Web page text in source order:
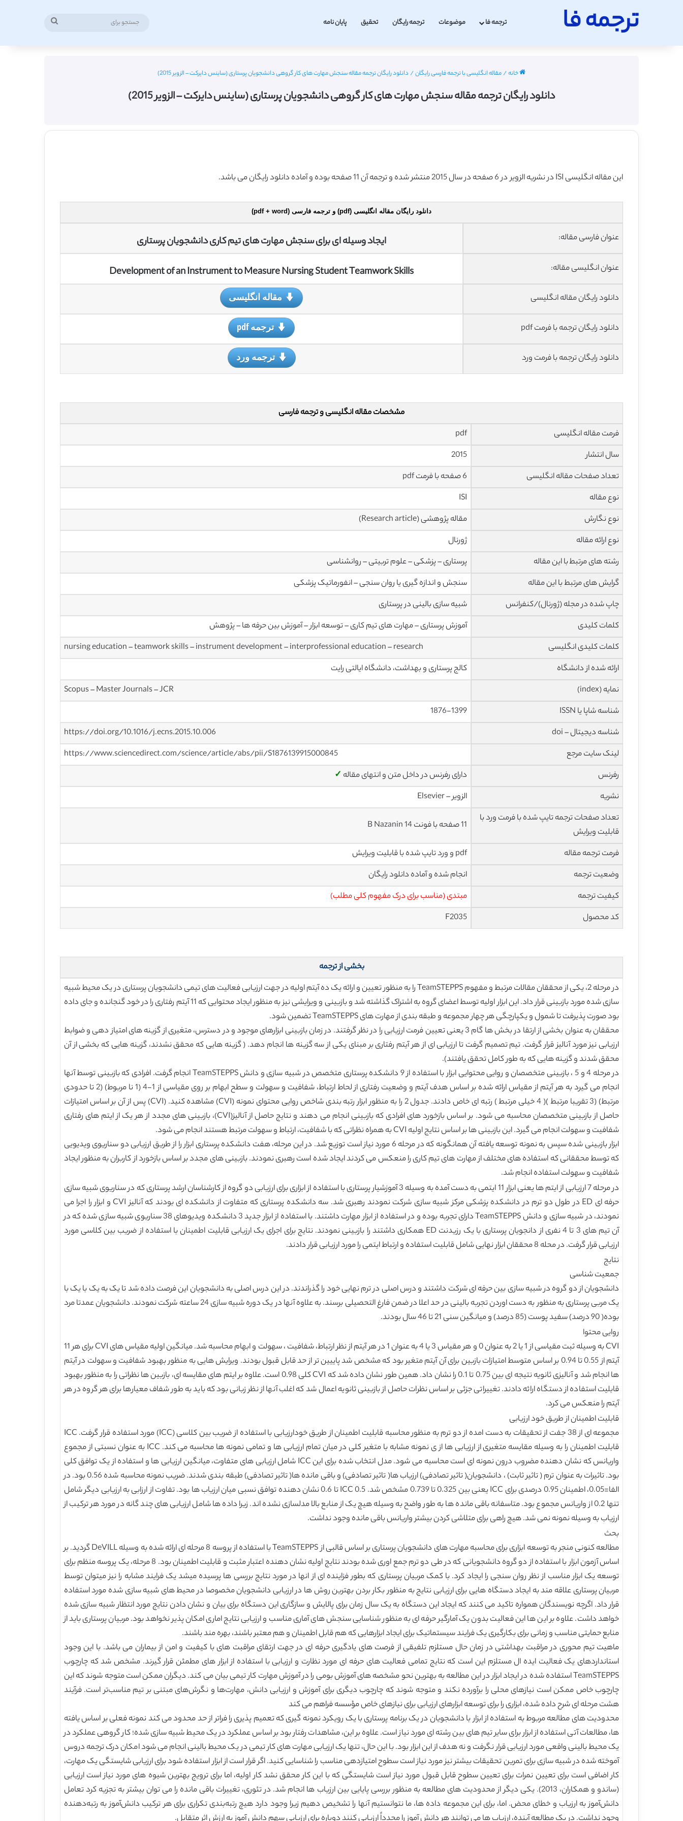
ترجمه فا ترجمه فا موضوعات ترجمه رایگان تحقیق پایان نامه
خانه/مقاله انگلیسی با ترجمه فارسی رایگان/ دانلود رایگان ترجمه مقاله سنجش مهارت های کار گروهی دانشجویان پرستاری (ساینس دایرکت – الزویر 2015)
دانلود رایگان ترجمه مقاله سنجش مهارت های کار گروهی دانشجویان پرستاری (ساینس دایرکت – الزویر 2015)
این مقاله انگلیسی ISI در نشریه الزویر در 6 صفحه در سال 2015 منتشر شده و ترجمه آن 11 صفحه بوده و آماده دانلود رایگان می باشد.
دانلود رایگان مقاله انگلیسی (pdf) و ترجمه فارسی (pdf + word)
عنوان فارسی مقاله: ایجاد وسیله ای برای سنجش مهارت های تیم کاری دانشجویان پرستاری
عنوان انگلیسی مقاله: Development of an Instrument to Measure Nursing Student Teamwork Skills
دانلود رایگان مقاله انگلیسی مقاله انگلیسی
دانلود رایگان ترجمه با فرمت pdf ترجمه pdf
دانلود رایگان ترجمه با فرمت ورد ترجمه ورد
مشخصات مقاله انگلیسی و ترجمه فارسی
فرمت مقاله انگلیسی
pdf
سال انتشار
2015
تعداد صفحات مقاله انگلیسی
6 صفحه با فرمت pdf
نوع مقاله
ISI
نوع نگارش
مقاله پژوهشی (Research article)
نوع ارائه مقاله
ژورنال
رشته های مرتبط با این مقاله
پرستاری – پزشکی – علوم تربیتی – روانشناسی
گرایش های مرتبط با این مقاله
سنجش و اندازه گیری یا روان سنجی – انفورماتیک پزشکی
چاپ شده در مجله (ژورنال)/کنفرانس
شبیه سازی بالینی در پرستاری
کلمات کلیدی
آموزش پرستاری – مهارت های تیم کاری – توسعه ابزار – آموزش بین حرفه ها – پژوهش
کلمات کلیدی انگلیسی
nursing education – teamwork skills – instrument development – interprofessional education – research
ارائه شده از دانشگاه
کالج پرستاری و بهداشت، دانشگاه ایالتی رایت
نمایه (index)
Scopus – Master Journals – JCR
شناسه شاپا یا ISSN
1876-1399
شناسه دیجیتال – doi
https://doi.org/10.1016/j.ecns.2015.10.006
لینک سایت مرجع
https://www.sciencedirect.com/science/article/abs/pii/S1876139915000845
رفرنس
دارای رفرنس در داخل متن و انتهای مقاله ✓
نشریه
الزویر – Elsevier
تعداد صفحات ترجمه تایپ شده با فرمت ورد با
قابلیت ویرایش
11 صفحه با فونت 14 B Nazanin
فرمت ترجمه مقاله
pdf و ورد تایپ شده با قابلیت ویرایش
وضعیت ترجمه
انجام شده و آماده دانلود رایگان
کیفیت ترجمه
مبتدی (مناسب برای درک مفهوم کلی مطلب)
کد محصول
F2035
بخشی از ترجمه
در مرحله 2، یکی از محققان مقالات مرتبط و مفهوم TeamSTEPPS را به منظور تعیین و ارائه یک ده آیتم اولیه در جهت ارزیابی فعالیت های تیمی دانشجویان پرستاری در یک محیط شبیه
سازی شده مورد بازبینی قرار داد. این ابزار اولیه توسط اعضای گروه به اشتراک گذاشته شد و بازبینی و ویرایشی نیز به منظور ایجاد محتوایی که 11 آیتم رفتاری را در خود گنجانده و جای داده
بود صورت پذیرفت تا شمول و یکپارچگی هر چهار مجموعه و طبقه بندی از مهارت های TeamSTEPPS تضمین شود.
محققان به عنوان بخشی از ارتقا در بخش ها گام 3 یعنی تعیین فرمت ارزیابی را در نظر گرفتند. در زمان بازبینی ابزارهای موجود و در دسترس، متغیری از گزینه های امتیاز دهی و ضوابط
ارزیابی نیز مورد آنالیز قرار گرفت. تیم تصمیم گرفت تا ارزیابی ای از هر آیتم رفتاری بر مبنای یکی از سه گزینه ها انجام دهد. ( گزینه هایی که محقق نشدند، گزینه هایی که بخشی از آن
محقق شدند و گزینه هایی که به طور کامل تحقق یافتند).
در مرحله 4 و 5 ، بازبینی متخصصان و روایی محتوایی ابزار با استفاده از 9 دانشکده پرستاری متخصص در شبیه سازی و دانش TeamSTEPPS انجام گرفت. افرادی که بازبینی توسط آنها
انجام می گیرد به هر آیتم از مقیاس ارائه شده بر اساس هدف آیتم و وضعیت رفتاری از لحاط ارتباط، شفافیت و سهولت و سطح ابهام بر روی مقیاسی از 1-4 (1 نا مربوط) (2 تا حدودی
مرتبط) (3 تقریبا مرتبط )( 4 خیلی مرتبط ) رتبه ای خاص دادند. جدول 2 را به منظور ابزار رتبه بندی شاخص روایی محتوای نمونه (CVI) مشاهده کنید. (CVI) پس از آن بر اساس امتیازات
حاصل از بازبینی متخصصان محاسبه می شود. بر اساس بازخورد های افرادی که بازبینی انجام می دهند و نتایج حاصل از آنالیز(CVI)، بازبینی های مجدد از هر یک از ایتم های رفتاری
شفافیت و سهولت انجام می گیرد. این بازبینی ها بر اساس نتایج اولیه CVI به همراه نظراتی که با شفافیت، ارتباط و سهولت مرتبط هستند انجام می شود.
ابزار بازبینی شده سپس به نمونه توسعه یافته آن همانگونه که در مرحله 6 مورد نیاز است توزیع شد. در این مرحله، هفت دانشکده پرستاری ابزار را از طریق ارزیابی دو سناریوی ویدیویی
که توسط محققانی که استفاده های مختلف از مهارت های تیم کاری را منعکس می کردند ایجاد شده است رهبری نمودند. بازبینی های مجدد بر اساس بازخورد از کاربران به منظور ایجاد
شفافیت و سهولت استفاده انجام شد.
در مرحله 7 ارزیابی از ایتم ها یعنی ابزار 11 ایتمی به دست آمده به وسیله 3 آموزشیار پرستاری با استفاده از ابزاری برای ارزیابی دو گروه از کارشناسان ارشد پرستاری که در سناریوی شبیه سازی
حرفه ای ED در طول دو ترم در دانشکده پزشکی مرکز شبیه سازی شرکت نمودند رهبری شد. سه دانشکده پرستاری که متفاوت از دانشکده ای بودند که آنالیز CVI و ابزار را اجرا می
نمودند، در شبیه سازی و دانش TeamSTEPPS دارای تجربه بوده و در استفاده از ابزار مهارت داشتند. با استفاده از ابزار جدید 3 دانشکده ویدیوهای 38 سناریوی شبیه سازی شده که در
آن تیم های 3 تا 4 نفری از دانجویان پرستاری با یک رزیدنت ED همکاری داشتند را بازبینی نمودند. نتایج برای اجرای یک ارزیابی قابلیت اطمینان با استفاده از ضریب بین کلاسی مورد
ارزیابی قرار گرفت. در محله 8 محققان ابزار نهایی شامل قابلیت استفاده و ارتباط ایتمی را مورد ارزیابی قرار دادند.
نتایج
جمعیت شناسی
دانشجویان از دو گروه در شبیه سازی بین حرفه ای شرکت داشتند و درس اصلی در ترم نهایی خود را گذراندند. در این درس اصلی به دانشجویان این فرصت داده شد تا یک به یک با یک با
یک مربی پرستاری به منظور به دست اوردن تجربه بالینی در حد اعلا در ضمن فارغ التحصیلی برسند. به علاوه آنها در یک دوره شبیه سازی 24 ساعته شرکت نمودند. دانشجویان عمدتا مرد
بوده( 90 درصد) سفید پوست (85 درصد) و میانگین سنی 21 تا 46 سال بودند.
روایی محتوا
CVI به وسیله ثبت مقیاسی از 1 یا 2 به عنوان 0 و هر مقیاس 3 یا 4 به عنوان 1 در هر آیتم از نظر ارتباط، شفافیت ، سهولت و ابهام محاسبه شد. میانگین اولیه مقیاس های CVI برای هر 11
آیتم از 0.55 تا 0.94 بر اساس متوسط امتیازات بازبین برای آن آیتم متغیر بود که مشخص شد پاییین تر از حد قابل قبول بودند. ویرایش هایی به منظور بهبود شفافیت و سهولت در آیتم
ها انجام شد و آنالیزی ثانویه نتیجه ای بین 0.75 تا 0.1 را نشان داد. همین طور نشان داده شد که CVI کلی 0.98 است. علاوه بر ایتم های مقایسه ای، بازبین ها نظراتی را به منظور بهبود
قابلیت استفاده از دستگاه ارائه دادند. تغییراتی جزئی بر اساس نظرات حاصل از بازبینی ثانویه اعمال شد که اغلب آنها از نظر زبانی بود که باید به طور شفاف معیارها برای هر گروه در هر
آیتم را منعکس می کرد.
قابلیت اطمینان از طریق خود ارزیابی
مجموعه ای از 38 جفت از تحقیقات به دست امده از دو ترم به منظور محاسبه قابلیت اطمینان از طریق خودارزیابی با استفاده از ضریب بین کلاسی (ICC) مورد استفاده قرار گرفت. ICC
قابلیت اطمینان را به وسیله مقایسه متغیری از ارزیابی ها از ی نمونه مشابه با متغیر کلی در میان تمام ارزیابی ها و تمامی نمونه ها محاسبه می کند. ICC به عنوان نسبتی از مجموع
واریانس که نشان دهنده مضروب درون نمونه ای است محاسبه می شود. مدل انتخاب شده برای این ICC شامل ارزیابی های متفاوت، میانگین ارزیابی ها و استفاده از یک توافق کلی
بود. تاثیرات به عنوان ترم ( تاثیر ثابت) ، دانشجویان( تاثیر تصادفی) ارزیاب ها( تاثیر تصادفی) و باقی مانده ها( تاثیر تصادفی) طبقه بندی شدند. ضریب نمونه محاسبه شده 0.56 بود. در
الفا=0.05، اطمینان 0.95 درصدی برای ICC یعنی بین 0.325 تا 0.739 مشخص شد. ICC 0.5 تا 0.6 نشان دهنده توافق نسبی میان ارزیاب ها بود. تفاوت از ارزابی به ارزیابی دیگر شامل
تنها 0.2 از واریانس مجموع بود. متاسفانه باقی مانده ها به طور واضح به وسیله هیچ یک از منابع بالا مدلسازی نشده اند. زیرا داده ها شامل ارزیابی های چند گانه در مورد هر ترکیب از
ارزیاب به وسیله نمونه نمی شد. هیچ راهی برای متلاشی کردن بیشتر واریانس باقی مانده وجود نداشت.
بحث
مطالعه کنونی منجر به توسعه ابزاری برای محاسبه مهارت های دانشجویان پرستاری بر اساس قالبی از TeamSTEPPS با استفاده از پروسه 8 مرحله ای ارائه شده به وسیله DeVILL گردید. بر
اساس آزمون ابزار با استفاده از دو گروه دانشجویانی که در طی دو ترم جمع اوری شده بودند نتایج اولیه نشان دهنده اعتبار مثبت و قابلیت اطمینان بود. 8 مرحله، یک پروسه منظم برای
توسعه یک ابزار مناسب از نظر روان سنجی را ایجاد کرد. با کمک مربیان پرستاری که بطور فزاینده ای از انها در مورد نتایج بررسی ها پرسیده میشد یک فرایند مشابه را نیز میتوان توسط
مربیان پرستاری علاقه مند به ایجاد دستگاه هایی برای ارزیابی نتایج به منظور بکار بردن بهترین روش ها در ارزیابی دانشجویان مخصوصا در محیط های شبیه سازی شده مورد استفاده
قرار داد. اگرچه نویسندگان همواره تاکید می کنند که ایجاد این دستگاه به یک سال زمان برای پالایش و سازگاری این دستگاه برای بیان و نشان دادن نتایج مورد انتظار شبیه سازی شده
خواهد داشت. علاوه بر این ها این فعالیت بدون یک آمارگیر حرفه ای به منظور شناسایی سنجش های آماری مناسب و ارزیابی نتایج اماری امکان پذیر نخواهد بود. مربیان پرستاری باید از
منابع حمایتی مناسب و زمانی برای بکارگیری یک فرایند سیستماتیک برای ایجاد ابزارهایی که هم قابل اطمینان و هم معتبر باشند، بهره مند باشند.
ماهیت تیم محوری در مراقبت بهداشتی در زمان حال مستلزم تلفیقی از فرصت های یادگیری حرفه ای در جهت ارتقای مراقبت های با کیفیت و امن از بیماران می باشد. با این وجود
استانداردهای یک فعالیت ایده ال مستلزم این است که نتایج تمامی فعالیت های حرفه ای مورد نظارت و ارزیابی با استفاده از ابزار های مطمئن قرار گیرند. مشخص شد که چارچوب
TeamSTEPPS استفاده شده در ایجاد ابزار در این مطالعه به بهترین نحو مشخصه های آموزش بومی را در آموزش مهارت کار تیمی بیان می کند. دیگران ممکن است متوجه شوند که این
چارچوب خاص ممکن است نیازهای محلی را برآورده نکند و متوجه شوند که چارچوب دیگری برای آموزش و ارزیابی دانش، مهارت‌ها و نگرش‌های مبتنی بر تیم مناسب‌تر است. فرآیند
هشت مرحله ای شرح داده شده، ابزاری را برای توسعه ابزارهای ارزیابی برای نیازهای خاص مؤسسه فراهم می کند
محدودیت های مطالعه مربوط به استفاده از ابزار با دانشجویان در یک برنامه پرستاری با یک رویکرد نمونه گیری که تعمیم پذیری را فراتر از حد محدود می کند نمونه فعلی بر اساس یافته
ها، مطالعات آتی استفاده از ابزار برای سایر تیم های بین رشته ای مورد نیاز است. علاوه بر این، مشاهدات رفتار بود بر اساس عملکرد در یک محیط شبیه سازی شده؛ کار گروهی عملکرد در
یک محیط بالینی واقعی مورد ارزیابی قرار نگرفت و نه هدف از این ابزار بود. با این حال، تنها یک ارزیابی مهارت های کار تیمی در یک محیط بالینی انجام می شود امکان درک ترجمه دروس
آموخته شده در شبیه سازی برای تمرین تحقیقات بیشتر نیز مورد نیاز است سطوح امتیازدهی مناسب را شناسایی کنید. اگر قرار است از ابزار استفاده شود برای ارزیابی شایستگی یک مهارت،
کار اضافی است برای تعیین نمرات برای تعیین سطوح قابل قبول مورد نیاز است شایستگی که با این کار محقق نشد کار اولیه، اما برای ترویج بهترین شیوه های مورد نیاز است ارزیابی
(ساندو و همکاران، 2013). یکی دیگر از محدودیت های مطالعه به منظور بررسی پایایی بین ارزیاب ها انجام شد. در تئوری، تغییرات باقی مانده را می توان بیشتر به تجزیه کرد تعامل
دانش‌آموز به ارزیاب و خطای محض. اما، برای این مجموعه داده ها، ما نتوانستیم آنها را تشخیص دهیم زیرا وجود دارد هیچ رتبه‌بندی تکراری برای هر ترکیب دانش‌آموز به رتبه‌دهنده